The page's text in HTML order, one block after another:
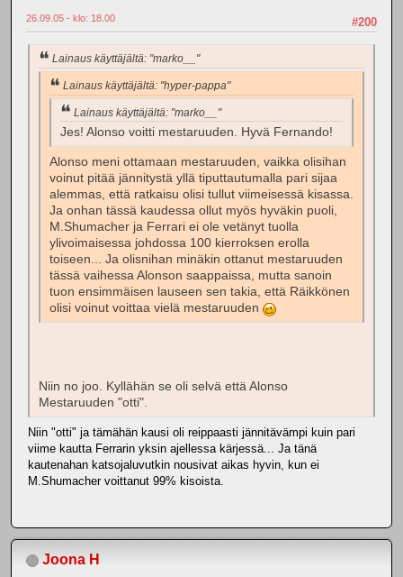
#200
26.09.05 - klo: 18.00
Lainaus käyttäjältä: "marko__"
Lainaus käyttäjältä: "hyper-pappa"
Lainaus käyttäjältä: "marko__"
Jes! Alonso voitti mestaruuden. Hyvä Fernando!
Alonso meni ottamaan mestaruuden, vaikka olisihan
voinut pitää jännitystä yllä tiputtautumalla pari sijaa
alemmas, että ratkaisu olisi tullut viimeisessä kisassa.
Ja onhan tässä kaudessa ollut myös hyväkin puoli,
M.Shumacher ja Ferrari ei ole vetänyt tuolla
ylivoimaisessa johdossa 100 kierroksen erolla
toiseen... Ja olisnihan minäkin ottanut mestaruuden
tässä vaihessa Alonson saappaissa, mutta sanoin
tuon ensimmäisen lauseen sen takia, että Räikkönen
olisi voinut voittaa vielä mestaruuden
Niin no joo. Kyllähän se oli selvä että Alonso
Mestaruuden "otti".
Niin "otti" ja tämähän kausi oli reippaasti jännitävämpi kuin pari
viime kautta Ferrarin yksin ajellessa kärjessä... Ja tänä
kautenahan katsojaluvutkin nousivat aikas hyvin, kun ei
M.Shumacher voittanut 99% kisoista.
Joona H